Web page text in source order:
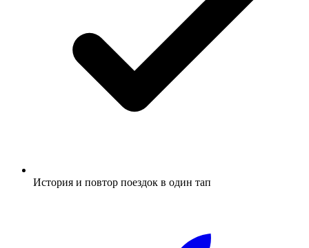
История и повтор поездок в один тап